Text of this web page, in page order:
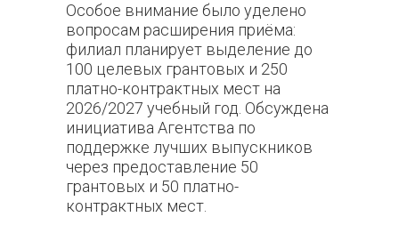
Особое внимание было уделено
вопросам расширения приёма:
филиал планирует выделение до
100 целевых грантовых и 250
платно-контрактных мест на
2026/2027 учебный год. Обсуждена
инициатива Агентства по
поддержке лучших выпускников
через предоставление 50
грантовых и 50 платно-
контрактных мест.